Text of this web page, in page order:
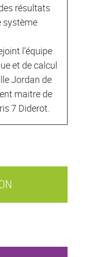
résultats
système
l’équipe
et de calcul
Jordan de
maitre de
7 Diderot.